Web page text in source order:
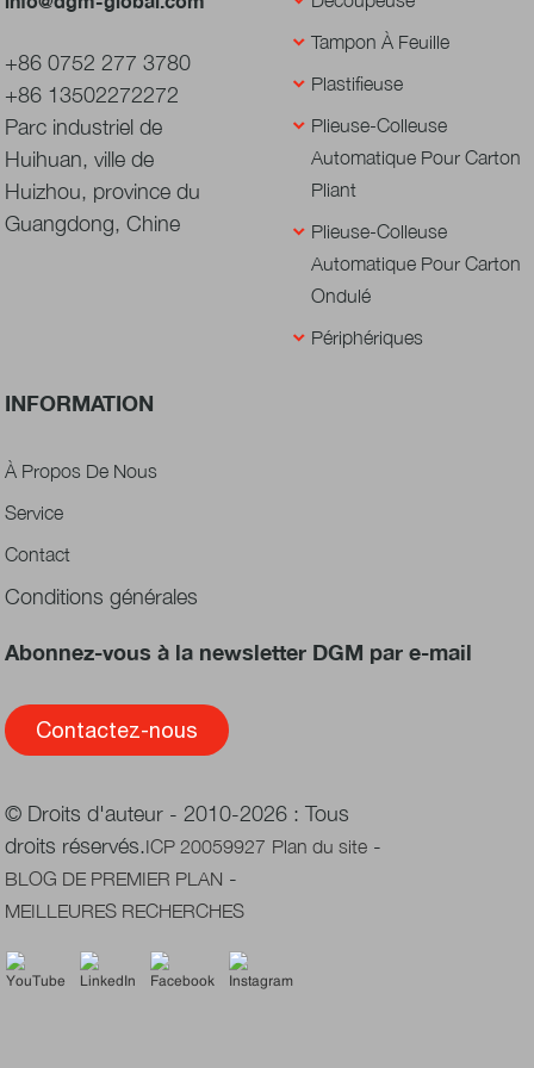
etc. DGM s'engage à offrir à l'industrie une solution de pliage et de collage
complète, abordable et rentable, répondant aux besoins actuels des
transformateurs et aux exigences du marché, offrant ainsi l'une des meilleures
combinaisons coût/valeur/productivité du marché.
+86 0752 277 3780
+86 13502272272
Parc industriel de
Huihuan, ville de
Huizhou, province du
Guangdong, Chine
Tampon À Feuille
Plastifieuse
Plieuse-Colleuse
Automatique Pour Carton
Pliant
Plieuse-Colleuse
Automatique Pour Carton
Ondulé
Périphériques
INFORMATION
À Propos De Nous
Service
Contact
Conditions générales
Abonnez-vous à la newsletter DGM par e-mail
Contactez-nous
© Droits d'auteur - 2010-2026 : Tous
droits réservés.ICP 20059927 Plan du site -
BLOG DE PREMIER PLAN -
MEILLEURES RECHERCHES